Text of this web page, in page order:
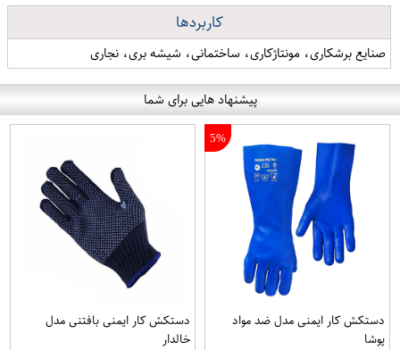
کاربردها
صنایع برشکاری، مونتاژکاری، ساختمانی، شیشه بری، نجاری
پیشنهاد هایی برای شما
5%
دستکش کار ایمنی مدل ضد مواد
پوشا
دستکش کار ایمنی بافتنی مدل
خالدار